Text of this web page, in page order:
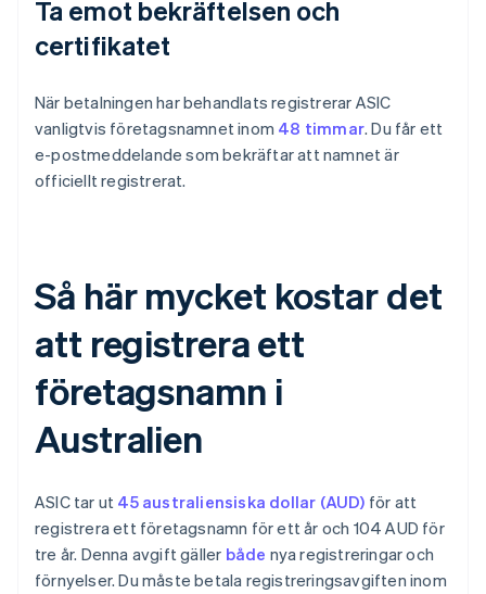
Ta emot bekräftelsen och
certifikatet
När betalningen har behandlats registrerar ASIC
vanligtvis företagsnamnet inom 48 timmar. Du får ett
e-postmeddelande som bekräftar att namnet är
officiellt registrerat.
Så här mycket kostar det
att registrera ett
företagsnamn i
Australien
ASIC tar ut 45 australiensiska dollar (AUD) för att
registrera ett företagsnamn för ett år och 104 AUD för
tre år. Denna avgift gäller både nya registreringar och
förnyelser. Du måste betala registreringsavgiften inom